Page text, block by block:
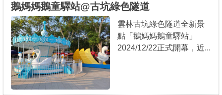
鵝媽媽鵝童驛站@古坑綠色隧道
雲林古坑綠色隧道全新景
點「鵝媽媽鵝童驛站」
2024/12/22正式開幕，近...